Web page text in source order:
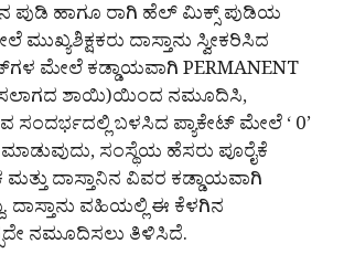
ಪುಡಿ ಹಾಗೂ ರಾಗಿ ಹೆಲ್ ಮಿಕ್ಸ್ ಪುಡಿಯ
ಮುಖ್ಯಶಿಕ್ಷಕರು ದಾಸ್ತಾನು ಸ್ವೀಕರಿಸಿದ
ಮೇಲೆ ಕಡ್ಡಾಯವಾಗಿ PERMANENT
ಶಾಯಿ)ಯಿಂದ ನಮೂದಿಸಿ,
ಸಂದರ್ಭದಲ್ಲಿ ಬಳಸಿದ ಪ್ಯಾಕೇಟ್ ಮೇಲೆ ‘ 0’
ಮಾಡುವುದು, ಸಂಸ್ಥೆಯ ಹೆಸರು ಪೂರೈಕೆ
ದಾಸ್ತಾನಿನ ವಿವರ ಕಡ್ಡಾಯವಾಗಿ
ದಾಸ್ತಾನು ವಹಿಯಲ್ಲಿ ಈ ಕೆಳಗಿನ
ನಮೂದಿಸಲು ತಿಳಿಸಿದೆ.